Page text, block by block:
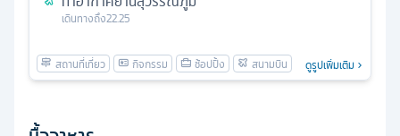
เดินทางถึง22.25
ดูรูปเพิ่มเติม